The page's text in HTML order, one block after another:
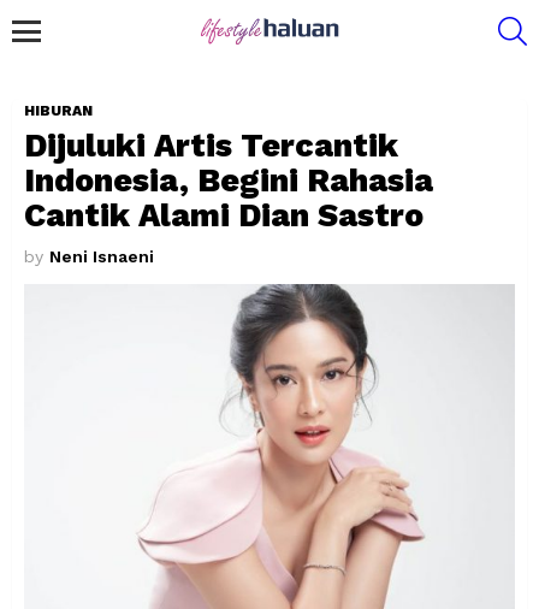
HIBURAN
Dijuluki Artis Tercantik
Indonesia, Begini Rahasia
Cantik Alami Dian Sastro
by Neni Isnaeni